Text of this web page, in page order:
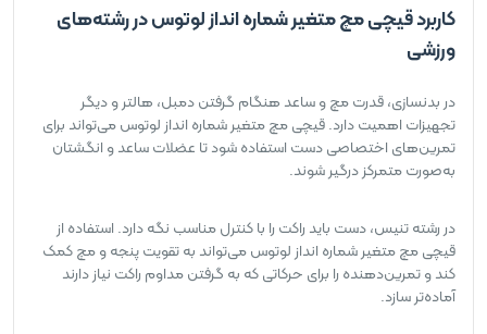
کاربرد قیچی مچ متغیر شماره انداز لوتوس در رشته‌های
ورزشی
در بدنسازی، قدرت مچ و ساعد هنگام گرفتن دمبل، هالتر و دیگر
تجهیزات اهمیت دارد. قیچی مچ متغیر شماره انداز لوتوس می‌تواند برای
تمرین‌های اختصاصی دست استفاده شود تا عضلات ساعد و انگشتان
به‌صورت متمرکز درگیر شوند.
در رشته تنیس، دست باید راکت را با کنترل مناسب نگه دارد. استفاده از
قیچی مچ متغیر شماره انداز لوتوس می‌تواند به تقویت پنجه و مچ کمک
کند و تمرین‌دهنده را برای حرکاتی که به گرفتن مداوم راکت نیاز دارند
آماده‌تر سازد.